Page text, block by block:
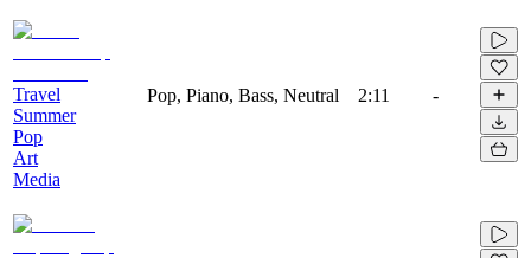
Travel
Summer
Pop
Art
Media
Pop, Piano, Bass, Neutral 2:11 -